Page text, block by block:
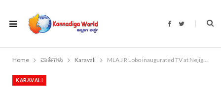
F
b
o
T
t
r
Home ವಾರ್ತೆಗಳು Karavali MLA J R Lobo inaugurated TV at Nejiguri Anganavadi
KARAVALI